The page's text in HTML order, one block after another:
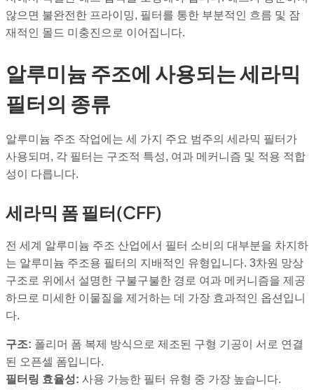
않으면 불완전한 프라이밍, 필터를 통한 부분적인 흐름 및 잠
재적인 몰드 미충진으로 이어집니다.
알루미늄 주조에 사용되는 세라믹
필터의 종류
알루미늄 주조 작업에는 세 가지 주요 범주의 세라믹 필터가
사용되며, 각 필터는 구조적 특성, 여과 메커니즘 및 적용 적합
성이 다릅니다.
세라믹 폼 필터(CFF)
전 세계 알루미늄 주조 산업에서 필터 소비의 대부분을 차지하
는 알루미늄 주조용 필터의 지배적인 유형입니다. 3차원 망상
구조로 위에서 설명한 구불구불한 경로 여과 메커니즘을 제공
하므로 미세한 이물질을 제거하는 데 가장 효과적인 옵션입니
다.
구조: 폴리머 폼 복제 방식으로 제조된 구형 기공이 서로 연결
된 오픈셀 폼입니다.
필터링 효율성: 사용 가능한 필터 유형 중 가장 높습니다.